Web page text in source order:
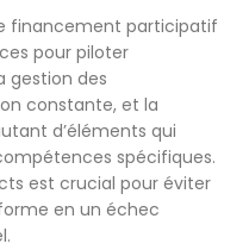
financement participatif
pour piloter
gestion des
constante, et la
d’éléments qui
spécifiques.
est crucial pour éviter
en un échec